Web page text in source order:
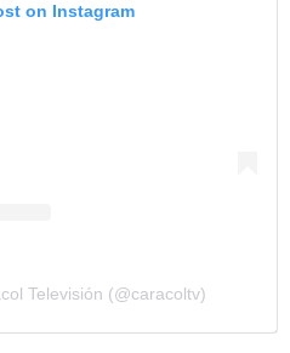
on Instagram
Televisión (@caracoltv)